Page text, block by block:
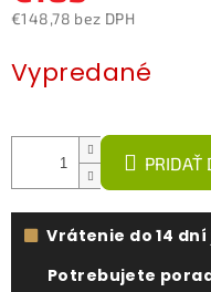
€148,78 bez DPH
cena:
Vypredané
PRIDAŤ
Vrátenie do 14 dní
Potrebujete